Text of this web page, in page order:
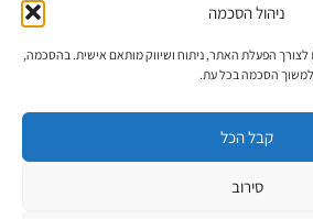
ניהול הסכמה
אנו משתמשים בעוגיות (Cookies) לצורך הפעלת האתר, ניתוח ושיווק מותאם אישית. בהסכמה,
למשוך הסכמה בכל עת.
קבל הכל
סירוב
ירושלים